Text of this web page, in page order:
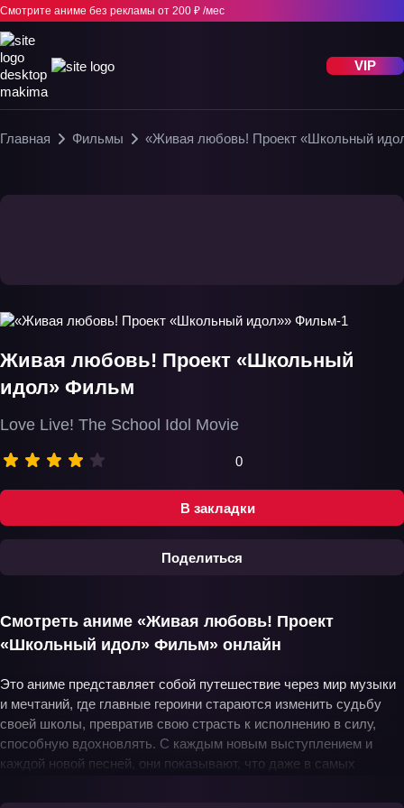
Смотрите аниме без рекламы от 200 ₽ /мес
VIP
Главная Фильмы «Живая любовь! Проект «Школьный
В закладки
Поделиться
Живая любовь! Проект «Школьный
идол» Фильм
Love Live! The School Idol Movie
0
Смотреть аниме «Живая любовь! Проект
«Школьный идол» Фильм» онлайн
Это аниме представляет собой путешествие через мир музыки
и мечтаний, где главные героини стараются изменить судьбу
своей школы, превратив свою страсть к исполнению в силу,
способную вдохновлять. С каждым новым выступлением и
каждой новой песней, они показывают, что даже в самых
сердце их истории лежат не только их музыкальные успехи, но